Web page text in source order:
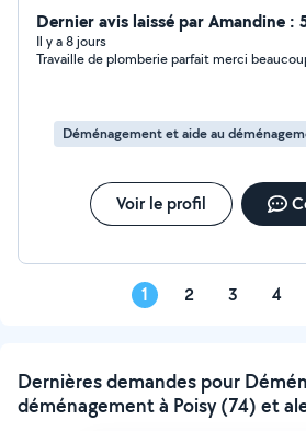
Dernier avis laissé par Amandine :
Il y a 8 jours
Travaille de plomberie parfait merci
Déménagement et aide au
Voir le profil
1 2 3 4
Dernières demandes pour
déménagement à Poisy (74) et